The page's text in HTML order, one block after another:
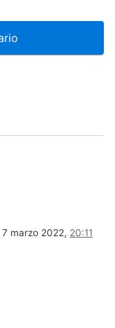
7 marzo 2022, 20:11